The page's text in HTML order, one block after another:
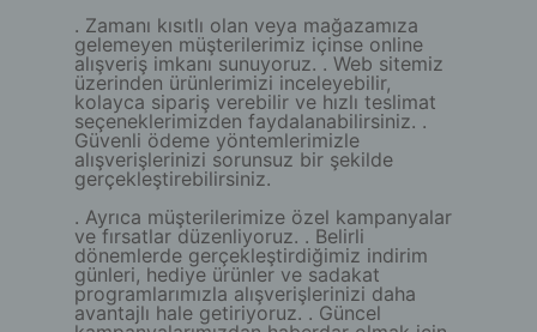
. Zamanı kısıtlı olan veya mağazamıza
gelemeyen müşterilerimiz içinse online
alışveriş imkanı sunuyoruz. . Web sitemiz
üzerinden ürünlerimizi inceleyebilir,
kolayca sipariş verebilir ve hızlı teslimat
seçeneklerimizden faydalanabilirsiniz. .
Güvenli ödeme yöntemlerimizle
alışverişlerinizi sorunsuz bir şekilde
gerçekleştirebilirsiniz.
. Ayrıca müşterilerimize özel kampanyalar
ve fırsatlar düzenliyoruz. . Belirli
dönemlerde gerçekleştirdiğimiz indirim
günleri, hediye ürünler ve sadakat
programlarımızla alışverişlerinizi daha
avantajlı hale getiriyoruz. . Güncel